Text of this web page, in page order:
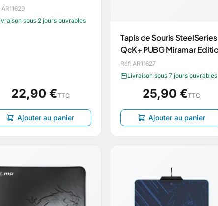
AR11629
sous 2 jours ouvrables
22,90 €TTC
Ajouter au panier
Tapis de Souris SteelSeries
QcK+ PUBG Miramar
Réf: AR11627
Livraison sous 7 jours ouvrables
25,90 €TTC
Ajouter au panier